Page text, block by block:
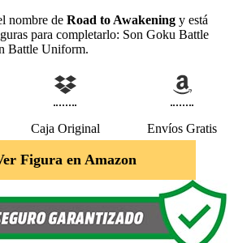
nombre de Road to Awakening y está
para completarlo: Son Goku Battle
Battle Uniform.
Caja Original Envíos Gratis
Figura en Amazon